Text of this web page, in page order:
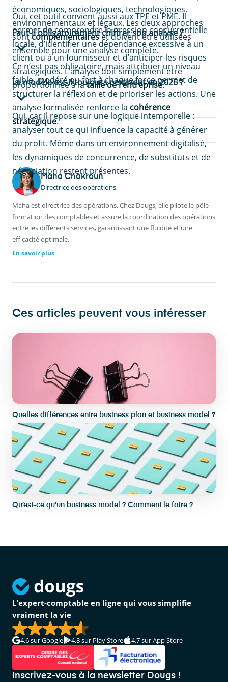
économiques, sociologiques, technologiques,
environnementaux et légaux. Les deux approches
sontcomplémentaireset doivent être utilisées
ensemble pour une analyse complète.
Oui, cet outil convient aussi aux TPE et PME. Il
permet de comprendre la pression concurrentielle
locale, d’identifier une dépendance excessive à un
client ou à un fournisseur et d’anticiper les risques
stratégiques. L’analyse doit simplement être
proportionnée à lataille de l’entreprise.
Faut-il obligatoirement chiffrer son analyse ?
Ce n’est pas obligatoire, mais attribuer un niveau
faible, modéré ou fort à chaque force permet de
structurer la réflexion et de prioriser les actions. Une
analyse formalisée renforce la cohérence
stratégique.
Le modèle est-il toujours pertinent en 2026 ?
Oui, car il repose sur une logique intemporelle :
analyser tout ce qui influence la capacité à générer
du profit. Même dans un environnement digitalisé,
les dynamiques de concurrence, de substituts et de
négociation restent présentes.
Maha Chakroun
Directrice des opérations
Maha est directrice des opérations. Chez Dougs, elle pilote le pôle
formation des comptables et assure la coordination des opérations
entre les différents services, garantissant une fluidité et une
efficacité optimale.
En savoir plus
Ces articles peuvent vous intéresser
Quelles différences entre business plan et business model ?
Qu’est-ce qu'un business model ? Comment le faire ?
L'expert-comptable en ligne qui vous simplifie
vraiment la vie
4.6sur Google 4.8sur Play Store 4.7sur App Store
Inscrivez-vous à la newsletter Dougs !